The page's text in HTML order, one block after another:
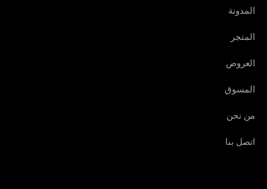
المدونة
المتجر
العروض
المسوق
من نحن
اتصل بنا